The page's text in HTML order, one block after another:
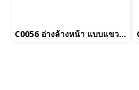
C0056 อ่างล้างหน้า แบบแขวนผนัง รุ่น FLORIS